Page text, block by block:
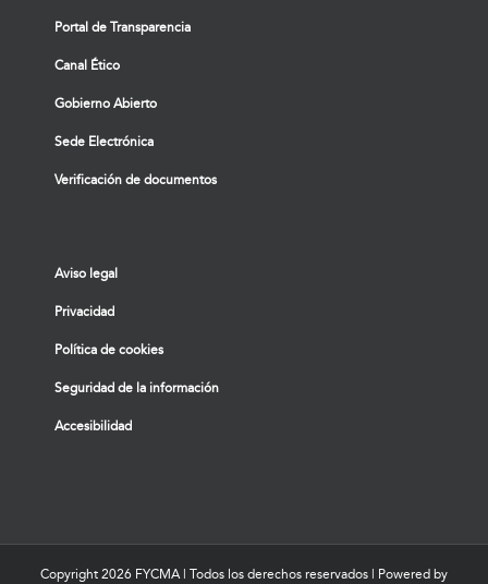
Portal de Transparencia
Canal Ético
Gobierno Abierto
Sede Electrónica
Verificación de documentos
Aviso legal
Privacidad
Política de cookies
Seguridad de la información
Accesibilidad
Copyright 2026 FYCMA | Todos los derechos reservados | Powered by